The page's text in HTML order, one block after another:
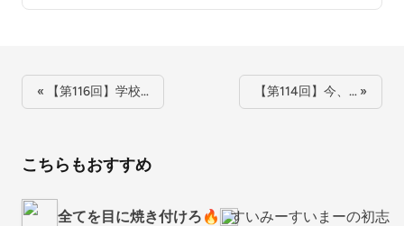
« 【第116回】学校… 【第114回】今、… »
こちらもおすすめ
全てを目に焼き付けろ🔥 すいみーすいまーの初志